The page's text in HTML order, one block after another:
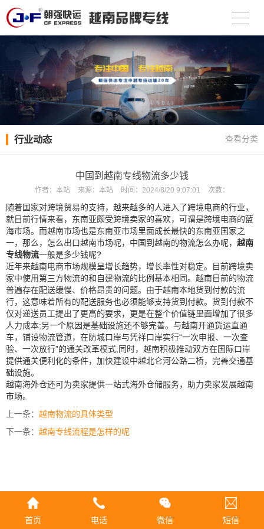
行业动态 查看分类
中国到越南专线物流多少钱
作者： 本站 来源： 本站 时间： 2024/8/20 9:07:01 次数：
随着国家对跨境贸易的支持，越来越多的人进入了跨境电商的行业，
就目前行情来看，东南亚颇受跨境卖家的喜欢，可谓是跨境电商的蓝
海市场。而越南市场也是东南亚市场里面成长最快的东南亚国家之
一，那么，怎么出口越南市场呢，中国到越南的物流怎么办呢， 越南
专线物流一般是多少钱呢?
近年来越南电商市场规模呈增长趋势，增长率性对稳定。目前跨境卖
家中使用第三方物流的和自建物流的比例基本相同。越南目前的物流
普遍存在配送缓慢、价格昂贵的问题。由于越南本地货到付款的流
行，这意味着所有的配送服务也必须能够支持货到付款。货到付款不
仅对递送员工提出了更高的要求，更是在整个价值链里面增加了很多
人力成本;另一个原因是基础设施还不够完善。与越南开通货运直通
车，铺设物流管道，在防城口岸与凭祥口岸实行“一次申报、一次查
验、一次放行”的通关改革模式;同时，越南积极推动双方在国际口岸
提供通关便利化的条件，加快建设中越北仑河公路二桥，完善交通基
础设施。
越南海外仓还可为卖家提供一站式海外仓储服务，助力卖家发展越南
市场。
上一条： 越南物流的具体类型
下一条： 越南专线流程是怎样的呢
首页 电话 微信 短信